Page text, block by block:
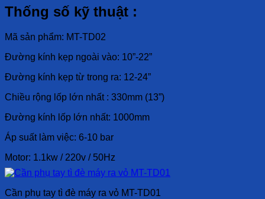
Thống số kỹ thuật :
Mã sản phẩm: MT-TD02
Đường kính kẹp ngoài vào: 10”-22”
Đường kính kẹp từ trong ra: 12-24”
Chiều rộng lốp lớn nhất : 330mm (13”)
Đường kính lốp lớn nhất: 1000mm
Áp suất làm việc: 6-10 bar
Motor: 1.1kw / 220v / 50Hz
Cần phụ tay tì đè máy ra vỏ MT-TD01